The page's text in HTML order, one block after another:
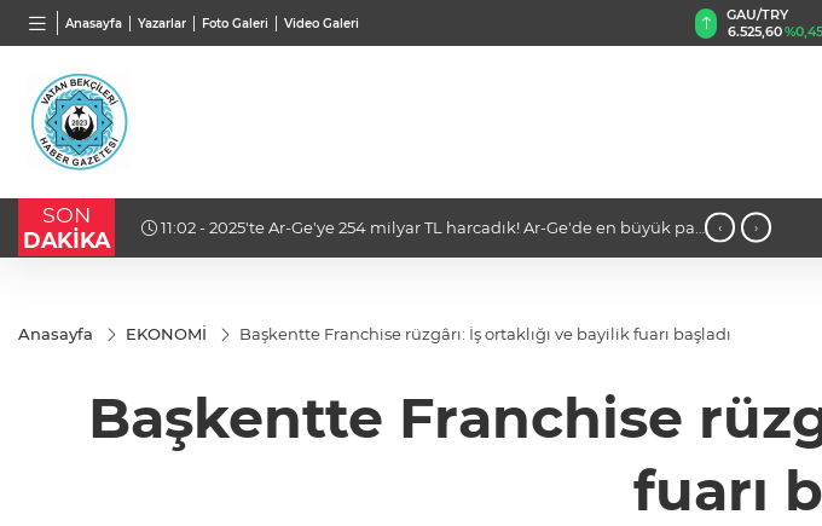
Anasayfa Yazarlar Foto Galeri Video Galeri
BGN
28,0626%0,37
VND
0,0018%0,15
BIST 100
13.686,68%-
SON
DAKİKA
pay 11:02 - İzmir Karabağlar'da Gazeteci Barış Selçuk saygıyla anıldı ‹ ›
Anasayfa EKONOMİ Başkentte Franchise rüzgârı: İş ortaklığı ve bayilik fuarı başladı
Başkentte Franchise
fuarı